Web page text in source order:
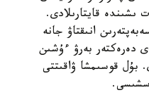
كەيىن 12 ساعات ىشىندە قايتارىلادى.
انىقتاۋ جانە
دەرەكتەر بەرۋ ءۇشىن
بۇل قوسىمشا ۋاقىتتى